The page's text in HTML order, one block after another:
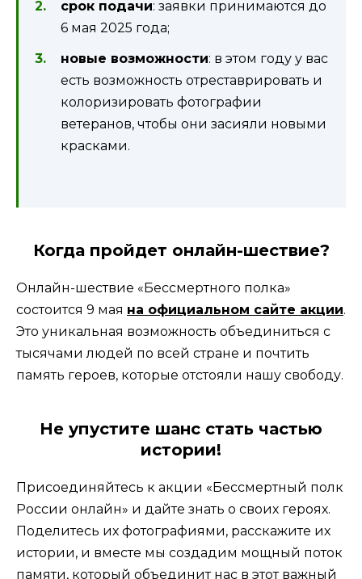
срок подачи: заявки принимаются до
6 мая 2025 года;
новые возможности: в этом году у вас
есть возможность отреставрировать и
колоризировать фотографии
ветеранов, чтобы они засияли новыми
красками.
Когда пройдет онлайн-шествие?
Онлайн-шествие «Бессмертного полка»
состоится 9 мая на официальном сайте акции.
Это уникальная возможность объединиться с
тысячами людей по всей стране и почтить
память героев, которые отстояли нашу свободу.
Не упустите шанс стать частью
истории!
Присоединяйтесь к акции «Бессмертный полк
России онлайн» и дайте знать о своих героях.
Поделитесь их фотографиями, расскажите их
истории, и вместе мы создадим мощный поток
памяти, который объединит нас в этот важный